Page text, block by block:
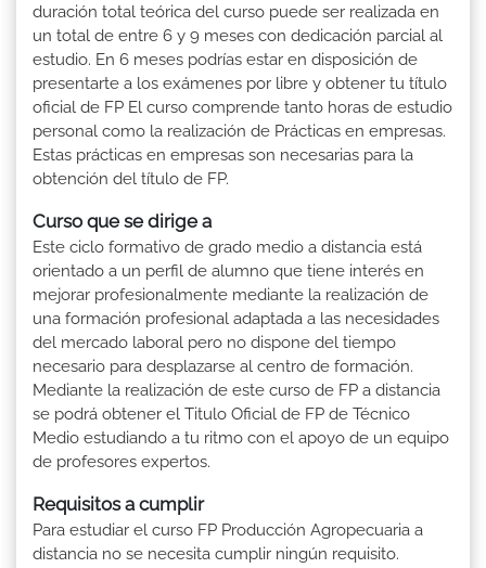
duración total teórica del curso puede ser realizada en
un total de entre 6 y 9 meses con dedicación parcial al
estudio. En 6 meses podrías estar en disposición de
presentarte a los exámenes por libre y obtener tu título
oficial de FP El curso comprende tanto horas de estudio
personal como la realización de Prácticas en empresas.
Estas prácticas en empresas son necesarias para la
obtención del título de FP.
Curso que se dirige a
Este ciclo formativo de grado medio a distancia está
orientado a un perfil de alumno que tiene interés en
mejorar profesionalmente mediante la realización de
una formación profesional adaptada a las necesidades
del mercado laboral pero no dispone del tiempo
necesario para desplazarse al centro de formación.
Mediante la realización de este curso de FP a distancia
se podrá obtener el Titulo Oficial de FP de Técnico
Medio estudiando a tu ritmo con el apoyo de un equipo
de profesores expertos.
Requisitos a cumplir
Para estudiar el curso FP Producción Agropecuaria a
distancia no se necesita cumplir ningún requisito.